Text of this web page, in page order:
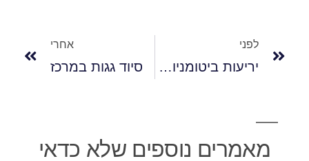
לפני
יריעות ביטומניות במרכז
אחרי
סיוד גגות במרכז
מאמרים נוספים שלא כדאי